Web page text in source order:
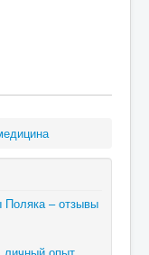
Поляка – отзывы